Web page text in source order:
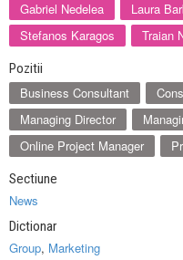
Gabriel Nedelea
Laura
Stefanos Karagos
Traian
Pozitii
Business Consultant
Managing Director
Online Project Manager
Sectiune
News
Dictionar
Group, Marketing